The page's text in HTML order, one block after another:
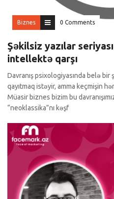
Biznes 0 Comments
Şəkilsiz yazılar
intellektə qarşı
Davranış psixologiyasında belə bir
qayıtmaq istəyir, amma keçmişin
Müasir biznes bizim bu
“neoklassika”nı kəşf